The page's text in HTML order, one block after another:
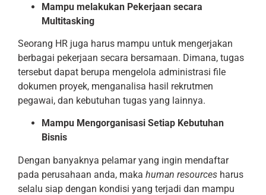
Mampu melakukan Pekerjaan secara
Multitasking
Seorang HR juga harus mampu untuk mengerjakan
berbagai pekerjaan secara bersamaan. Dimana, tugas
tersebut dapat berupa mengelola administrasi file
dokumen proyek, menganalisa hasil rekrutmen
pegawai, dan kebutuhan tugas yang lainnya.
Mampu Mengorganisasi Setiap Kebutuhan
Bisnis
Dengan banyaknya pelamar yang ingin mendaftar
pada perusahaan anda, maka human resources harus
selalu siap dengan kondisi yang terjadi dan mampu